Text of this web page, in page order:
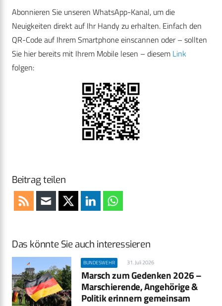
Abonnieren Sie unseren WhatsApp-Kanal, um die
Neuigkeiten direkt auf Ihr Handy zu erhalten. Einfach den
QR-Code auf Ihrem Smartphone einscannen oder – sollten
Sie hier bereits mit Ihrem Mobile lesen – diesem Link
folgen:
Beitrag teilen
Das könnte Sie auch interessieren
BUNDESWEHR 31. Juli 2026
Marsch zum Gedenken 2026 –
Marschierende, Angehörige &
Politik erinnern gemeinsam